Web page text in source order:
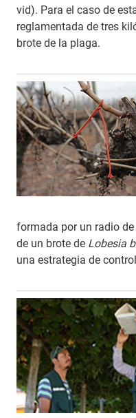
vid). Para el caso de
reglamentada de tres
brote de la plaga.
formada por un radio
de un brote de Lobesia
una estrategia de